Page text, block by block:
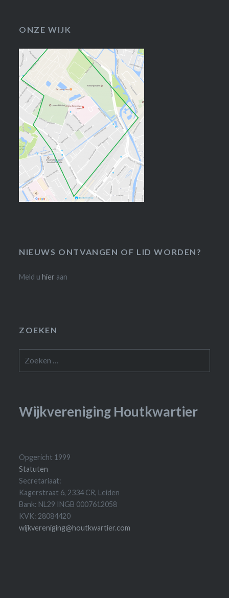
ONZE WIJK
NIEUWS ONTVANGEN OF LID WORDEN?
Meld uhier aan
ZOEKEN
naar:
Wijkvereniging Houtkwartier
Opgericht 1999
Statuten
Secretariaat:
Kagerstraat 6, 2334 CR, Leiden
Bank: NL29 INGB 0007612058
KVK: 28084420
wijkvereniging@houtkwartier.com